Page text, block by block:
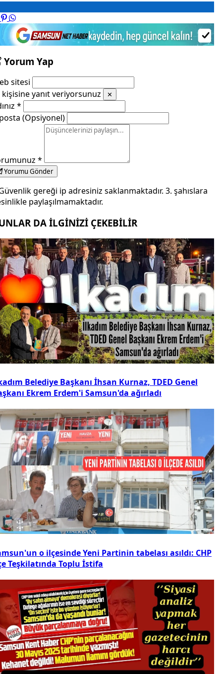
Yorum Yap
sitesi
kişisine yanıt veriyorsunuz
✕
*
(Opsiyonel)
*
Yorumu Gönder
gereği ip adresiniz saklanmaktadır. 3. şahıslara
paylaşılmamaktadır.
DA İLGİNİZİ ÇEKEBİLİR
Belediye Başkanı İhsan Kurnaz, TDED Genel
Ekrem Erdem'i Samsun'da ağırladı
o ilçesinde Yeni Partinin tabelası asıldı: CHP
Teşkilatında Toplu İstifa